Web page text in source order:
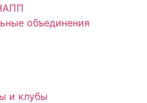
объединения
и клубы